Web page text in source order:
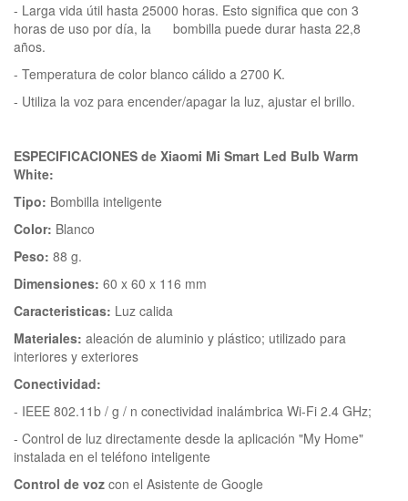
- Larga vida útil hasta 25000 horas. Esto significa que con 3
horas de uso por día, la bombilla puede durar hasta 22,8
años.
- Temperatura de color blanco cálido a 2700 K.
- Utiliza la voz para encender/apagar la luz, ajustar el brillo.
ESPECIFICACIONES de Xiaomi Mi Smart Led Bulb Warm
White:
Tipo: Bombilla inteligente
Color: Blanco
Peso: 88 g.
Dimensiones: 60 x 60 x 116 mm
Caracteristicas: Luz calida
Materiales: aleación de aluminio y plástico; utilizado para
interiores y exteriores
Conectividad:
- IEEE 802.11b / g / n conectividad inalámbrica Wi-Fi 2.4 GHz;
- Control de luz directamente desde la aplicación "My Home"
instalada en el teléfono inteligente
Control de voz con el Asistente de Google